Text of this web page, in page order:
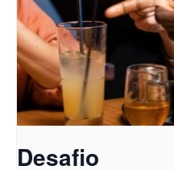
Desafio